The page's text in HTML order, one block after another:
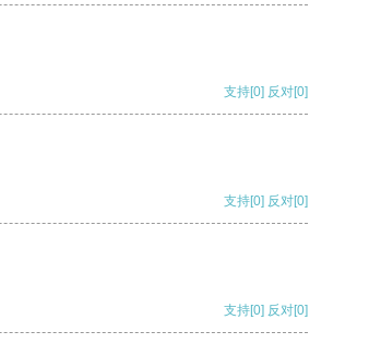
支持[0] 反对[0]
支持[0] 反对[0]
支持[0] 反对[0]